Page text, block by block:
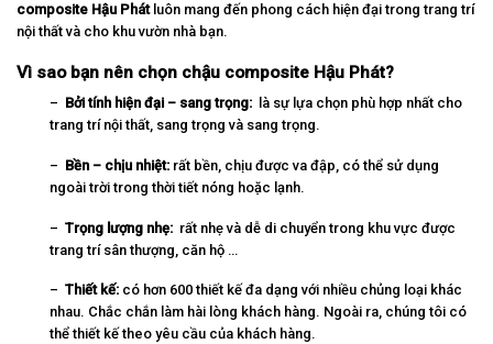
composite Hậu Phátluôn mang đến phong cách hiện đại trong trang trí
nội thất và cho khu vườn nhà bạn.
Vì sao bạn nên chọn chậu composite Hậu Phát?
– Bởi tính hiện đại – sang trọng: là sự lựa chọn phù hợp nhất cho
trang trí nội thất, sang trọng và sang trọng.
– Bền – chịu nhiệt: rất bền, chịu được va đập, có thể sử dụng
ngoài trời trong thời tiết nóng hoặc lạnh.
– Trọng lượng nhẹ: rất nhẹ và dễ di chuyển trong khu vực được
trang trí sân thượng, căn hộ …
– Thiết kế: có hơn 600 thiết kế đa dạng với nhiều chủng loại khác
nhau. Chắc chắn làm hài lòng khách hàng. Ngoài ra, chúng tôi có
thể thiết kế theo yêu cầu của khách hàng.